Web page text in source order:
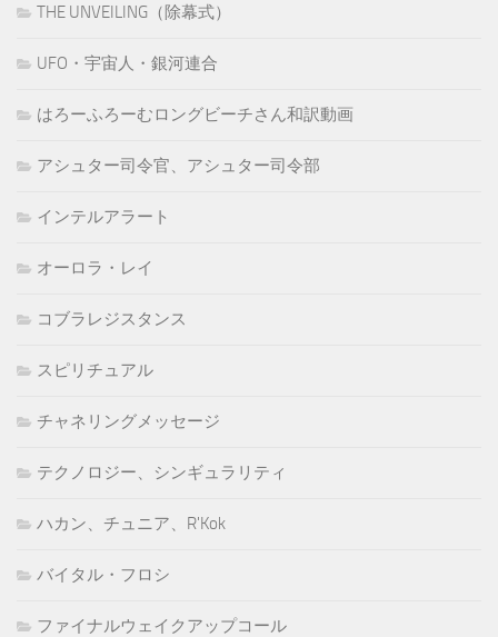
THE UNVEILING（除幕式）
UFO・宇宙人・銀河連合
はろーふろーむロングビーチさん和訳動画
アシュター司令官、アシュター司令部
インテルアラート
オーロラ・レイ
コブラレジスタンス
スピリチュアル
チャネリングメッセージ
テクノロジー、シンギュラリティ
ハカン、チュニア、R'Kok
バイタル・フロシ
ファイナルウェイクアップコール